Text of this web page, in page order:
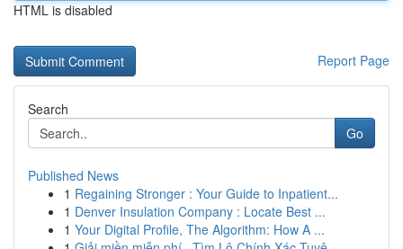
HTML is disabled
Report Page
Search
Go
Published News
1 Regaining Stronger : Your Guide to Inpatient...
1 Denver Insulation Company : Locate Best ...
1 Your Digital Profile, The Algorithm: How A ...